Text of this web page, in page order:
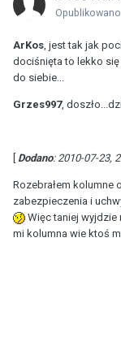
Opublikowano
ArKos , jest tak jak
dociśnięta to lekko
do siebie...
Grzes997,
Dodano: 2010-07-23,
Rozebrałem kolumne
zabezpieczenia i
Więc taniej
mi kolumna wie ktoś